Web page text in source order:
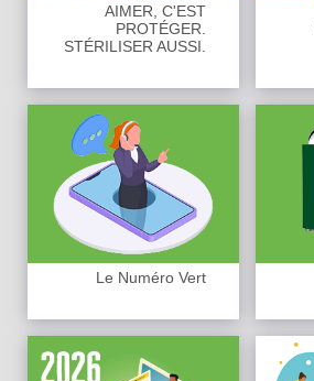
AIMER, C'EST
PROTÉGER.
STÉRILISER AUSSI.
Le Numéro Vert